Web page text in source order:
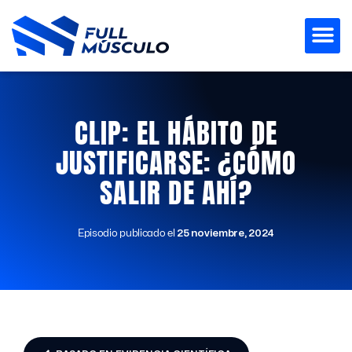
contenido
CLIP: EL HÁBITO DE
JUSTIFICARSE: ¿CÓMO
SALIR DE AHÍ?
Episodio publicado el 25 noviembre, 2024